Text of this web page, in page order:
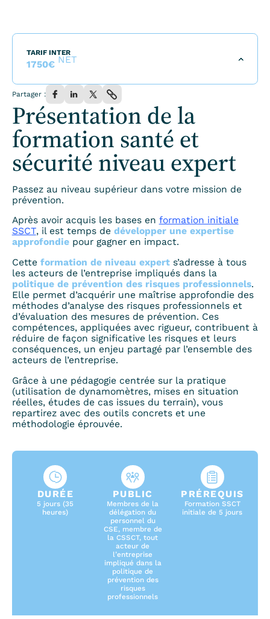
Présentation de la
formation santé et
sécurité niveau expert
Passez au niveau supérieur dans votre mission de
prévention.
Après avoir acquis les bases en formation initiale
SSCT, il est temps de développer une expertise
approfondiepour gagner en impact.
Cetteformation de niveau experts’adresse à tous
les acteurs de l’entreprise impliqués dans la
politique de prévention des risques professionnels.
Elle permet d’acquérir une maîtrise approfondie des
méthodes d’analyse des risques professionnels et
d’évaluation des mesures de prévention. Ces
compétences, appliquées avec rigueur, contribuent à
réduire de façon significative les risques et leurs
conséquences, un enjeu partagé par l’ensemble des
acteurs de l’entreprise.
Grâce à une pédagogie centrée sur la pratique
(utilisation de dynamomètres, mises en situation
réelles, études de cas issues du terrain), vous
repartirez avec des outils concrets et une
méthodologie éprouvée.
DURÉE
5 jours (35
heures)
PUBLIC
Membres de la
délégation du
personnel du
CSE, membre de
la CSSCT, tout
acteur de
l’entreprise
impliqué dans la
politique de
prévention des
risques
professionnels
PRÉREQUIS
Formation SSCT
initiale de 5 jours
TARIF INTER
1750€ NET
Tarif par personne pour l’ensemble de la formation incluant
le repas du midi.
S'inscrire à la formation
TARIF INTRA
Demander un devis
Partager :